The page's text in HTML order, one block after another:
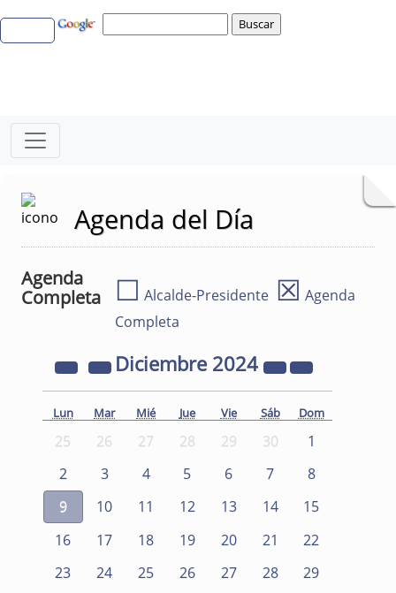
Agenda del Día
Agenda
Completa
☐ Alcalde-Presidente ☒ Agenda
Completa
Diciembre 2024
Lun Mar Mié Jue Vie Sáb Dom
25 26 27 28 29 30
1
2
3 4 5 6 7
8
9
10 11 12 13 14
15
16
17 18 19 20 21
22
23
24 25 26 27 28
29